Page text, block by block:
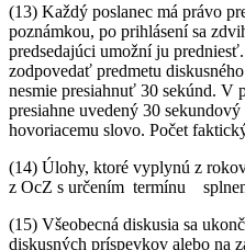
(13) Každý poslanec má právo
poznámkou, po prihlásení sa
predsedajúci umožní ju
zodpovedať predmetu
nesmie presiahnuť 30 sekúnd. V
presiahne uvedený 30
hovoriacemu slovo. Počet
(14) Úlohy, ktoré vyplynú z
z OcZ s určením termínu
(15) Všeobecná diskusia sa
diskusných príspevkov alebo na